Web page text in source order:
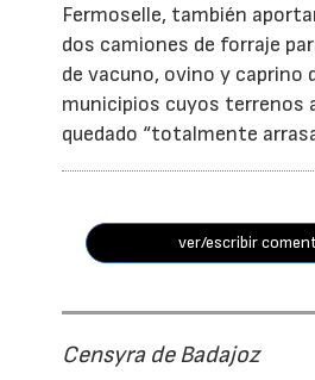
Fermoselle, también
dos camiones de forraje
de vacuno, ovino y caprino
municipios cuyos terrenos
quedado “totalmente
ver/escribir
Censyra de Badajoz